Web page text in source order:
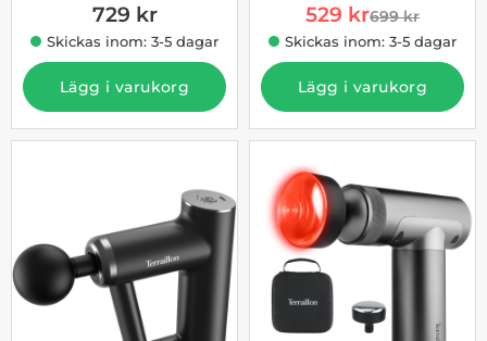
729 kr
Skickas inom: 3-5 dagar
Lägg i varukorg
rea pris
529 krtidigare pris
699 kr
Skickas inom: 3-5 dagar
Lägg i varukorg
-27%